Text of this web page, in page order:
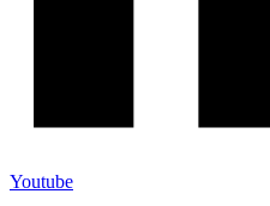
Youtube